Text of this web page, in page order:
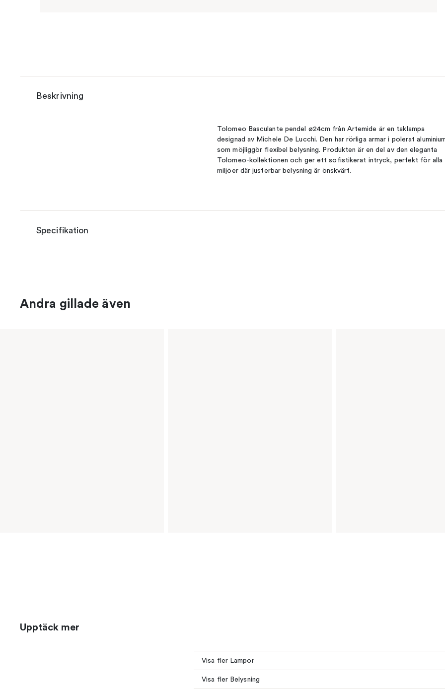
Beskrivning
Tolomeo Basculante pendel ø24cm från Artemide är en taklampa
designad av Michele De Lucchi. Den har rörliga armar i polerat
som möjliggör flexibel belysning. Produkten är en del av den eleganta
Tolomeo-kollektionen och ger ett sofistikerat intryck, perfekt för alla
miljöer där justerbar belysning är önskvärt.
Specifikation
Andra gillade även
Upptäck mer
Visa fler Lampor
Visa fler Belysning